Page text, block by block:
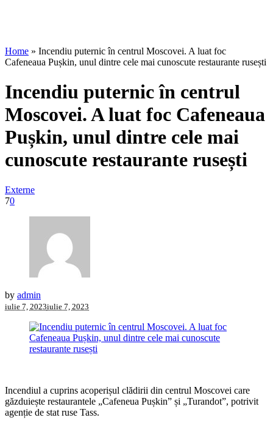
Home » Incendiu puternic în centrul Moscovei. A luat foc
Cafeneaua Pușkin, unul dintre cele mai cunoscute restaurante rusești
Incendiu puternic în centrul
Moscovei. A luat foc Cafeneaua
Pușkin, unul dintre cele mai
cunoscute restaurante rusești
Externe
70
by admin
iulie 7, 2023iulie 7, 2023
Incendiul a cuprins acoperișul clădirii din centrul Moscovei care
găzduiește restaurantele „Cafeneua Pușkin” și „Turandot”, potrivit
agenție de stat ruse Tass.